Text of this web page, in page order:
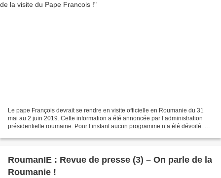
Le pape François devrait se rendre en visite officielle en Roumanie du 31
mai au 2 juin 2019. Cette information a été annoncée par l’administration
présidentielle roumaine. Pour l’instant aucun programme n’a été dévoilé. A
RoumanIE : Revue de presse (3) – On parle de la
Roumanie !